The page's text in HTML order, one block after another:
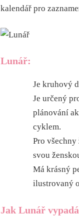
kalendář pro
Lunář:
Je kruhový
Je určený
plánování
cyklem.
Pro
svou
Má krásný
ilustrovaný
Jak Lunář